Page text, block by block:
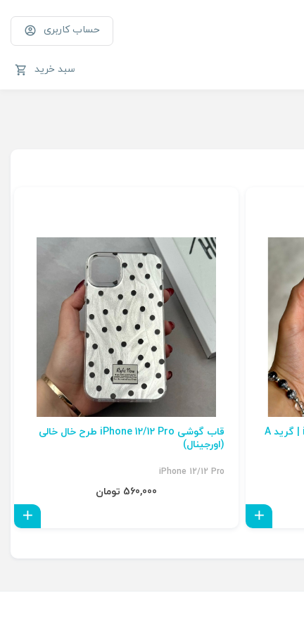
حساب کاربری
سبد خرید
قاب پلنگی صورتی iPhone 12/12 Pro | گرید A قاب گوشی iPhone 12/12 Pro طرح خال خالی
(اورجینال)
iPhone 12/12 Pro
560,000 تومان